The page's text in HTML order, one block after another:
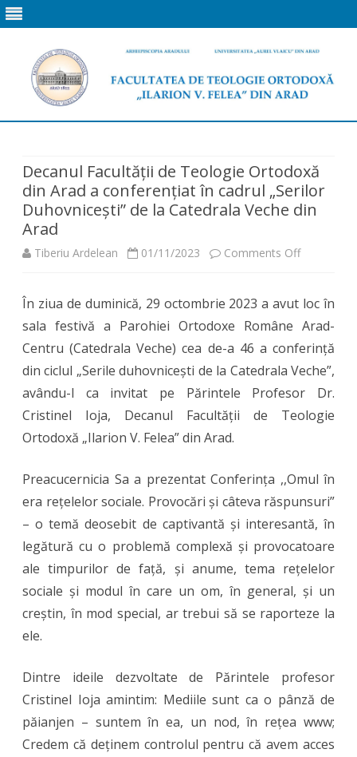
Decanul Facultății de Teologie Ortodoxă
din Arad a conferențiat în cadrul „Serilor
Duhovnicești” de la Catedrala Veche din
Arad
Tiberiu Ardelean 01/11/2023 Comments Offon
Facultății
Teologie
Ortodoxă
din
a
în
„Serilor
la
Catedrala
Veche
În ziua de duminică, 29 octombrie 2023 a avut loc în
sala festivă a Parohiei Ortodoxe Române Arad-
Centru (Catedrala Veche) cea de-a 46 a conferință
din ciclul „Serile duhovnicești de la Catedrala Veche”,
avându-l ca invitat pe Părintele Profesor Dr.
Cristinel Ioja, Decanul Facultății de Teologie
Ortodoxă „Ilarion V. Felea” din Arad.
Preacucernicia Sa a prezentat Conferința ,,Omul în
era rețelelor sociale. Provocări și câteva răspunsuri”
– o temă deosebit de captivantă și interesantă, în
legătură cu o problemă complexă și provocatoare
ale timpurilor de față, și anume, tema rețelelor
sociale și modul în care un om, în general, și un
creștin, în mod special, ar trebui să se raporteze la
ele.
Dintre ideile dezvoltate de Părintele profesor
Cristinel Ioja amintim: Mediile sunt ca o pânză de
păianjen – suntem în ea, un nod, în rețea www;
Credem că deținem controlul pentru că avem acces